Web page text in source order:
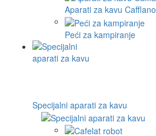
Aparati za kavu Cafflano
Peći za kampiranje
Specijalni aparati za kavu